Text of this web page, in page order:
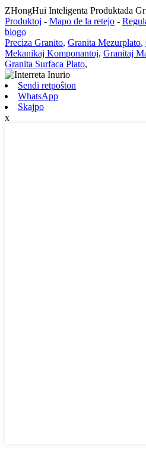
ZHongHui Inteligenta Produktada
Produktoj - Mapo de la retejo -
blogo
Preciza Granito, Granita Mezurplato,
Mekanikaj Komponantoj, Granitaj
Granita Surfaca Plato,
Sendi retpoŝton
WhatsApp
Skajpo
x